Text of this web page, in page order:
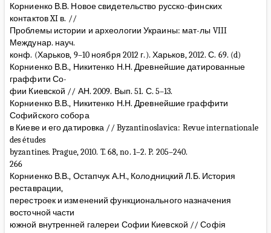
Корниенко В.В. Новое свидетельство русско-финских
контактов XI в. //
Проблемы истории и археологии Украины: мат-лы VIII
Междунар. науч.
конф. (Харьков, 9–10 ноября 2012 г.). Харьков, 2012. С. 69. (d)
Корниенко В.В., Никитенко Н.Н. Древнейшие датированные
граффити Со-
фии Киевской // АН. 2009. Вып. 51. С. 5–13.
Корниенко В.В., Никитенко Н.Н. Древнейшие граффити
Софийского собора
в Киеве и его датировка // Byzantinoslavica: Revue internationale
des études
byzantines. Prague, 2010. T. 68, no. 1–2. P. 205–240.
266
Корниенко В.В., Остапчук А.Н., Колодницкий Л.Б. История
реставрации,
перестроек и изменений функционального назначения
восточной части
южной внутренней галереи Софии Киевской // Софія